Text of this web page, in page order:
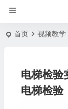
首页 视频教学
电梯检验
电梯检验